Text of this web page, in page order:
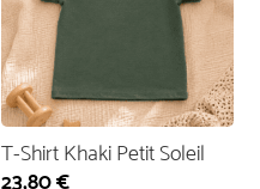
T-Shirt Khaki Petit Soleil
23,80€